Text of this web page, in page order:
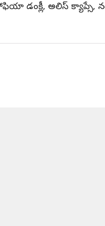
డంక్లీ, అలిస్ క్యాప్సే,